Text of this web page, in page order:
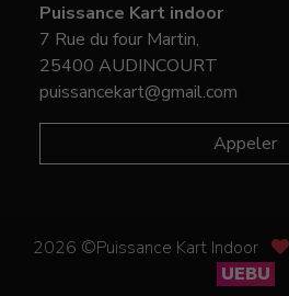
Puissance Kart indoor
7 Rue du four Martin,
25400 AUDINCOURT
puissancekart@gmail.com
Appeler
2026 ©Puissance Kart Indoor
UEBU